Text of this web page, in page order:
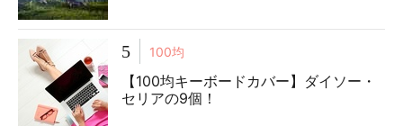
5 100均
【100均キーボードカバー】ダイソー・
セリアの9個！